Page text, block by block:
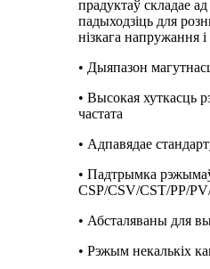
прадуктаў складае
падыходзіць для
нізкага напружання
• Дыяпазон
• Высокая хуткасць
частата
• Адпавядае
• Падтрымка
CSP/CSV/CST/PP/
• Абсталяваны для
• Рэжым некалькіх